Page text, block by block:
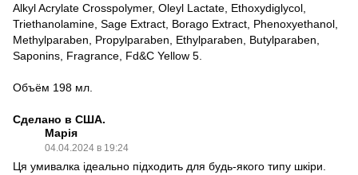
Alkyl Acrylate Crosspolymer, Oleyl Lactate, Ethoxydiglycol,
Triethanolamine, Sage Extract, Borago Extract, Phenoxyethanol,
Methylparaben, Propylparaben, Ethylparaben, Butylparaben,
Saponins, Fragrance, Fd&C Yellow 5.
Объём 198 мл.
Сделано в США.
Марія
04.04.2024 в 19:24
Ця умивалка ідеально підходить для будь-якого типу шкіри.